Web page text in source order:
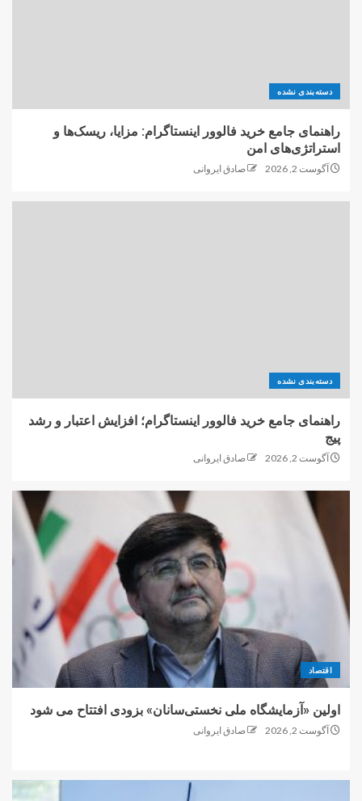
دسته‌بندی نشده
راهنمای جامع خرید فالوور اینستاگرام: مزایا، ریسک‌ها و
استراتژی‌های امن
آگوست 2, 2026 صادق ایروانی
دسته‌بندی نشده
راهنمای جامع خرید فالوور اینستاگرام؛ افزایش اعتبار و رشد
پیج
آگوست 2, 2026 صادق ایروانی
اقتصاد
اولین «آزمایشگاه ملی نخستی‌سانان» بزودی افتتاح می شود
آگوست 2, 2026 صادق ایروانی